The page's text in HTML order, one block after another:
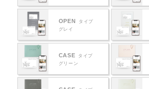
OPEN
タイプ
グレイ
CASE
タイプ
グリーン